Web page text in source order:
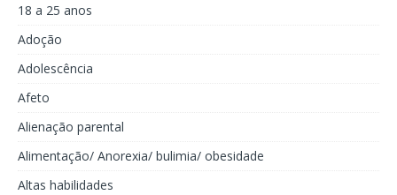
18 a 25 anos
Adoção
Adolescência
Afeto
Alienação parental
Alimentação/ Anorexia/ bulimia/ obesidade
Altas habilidades